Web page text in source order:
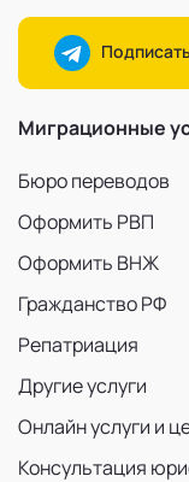
Миграционные
Бюро переводов
Оформить РВП
Оформить ВНЖ
Гражданство РФ
Репатриация
Другие услуги
Онлайн услуги и
Консультация